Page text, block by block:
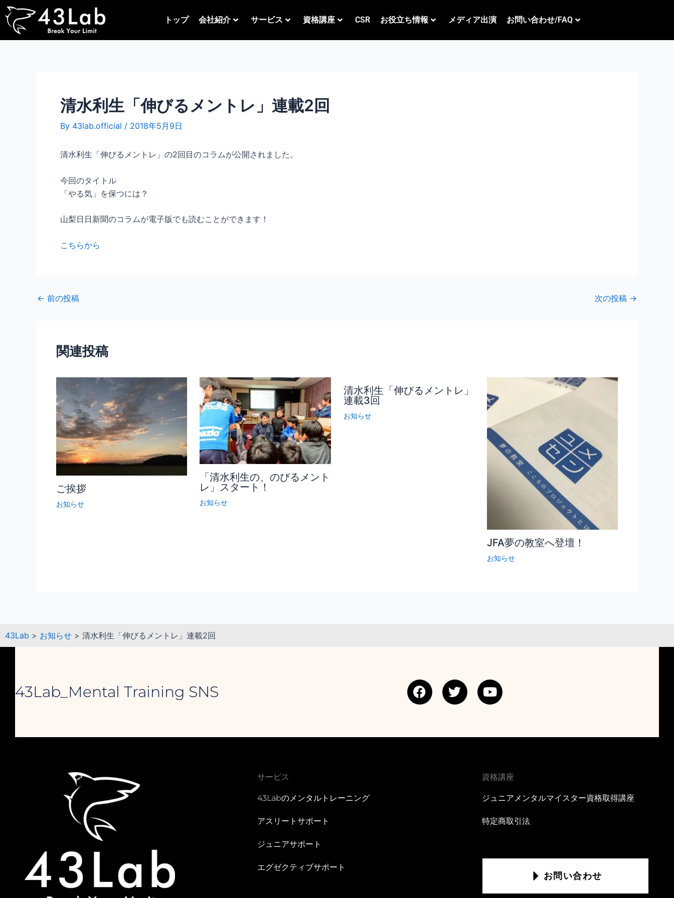
内
容
トップ 会社紹介 サービス 資格講座 CSR お役立ち情報 メディア出演 お問い合わせ/FAQ
清水利生「伸びるメントレ」連載2回
By 43lab.official / 2018年5月9日
清水利生「伸びるメントレ」の2回目のコラムが公開されました。
今回のタイトル
「やる気」を保つには？
山梨日日新聞のコラムが電子版でも読むことができます！
こちらから
Post
navigation
← 前の投稿 次の投稿 →
関連投稿
ご挨拶
お知らせ
「清水利生の、のびるメント
レ」スタート！
お知らせ
清水利生「伸びるメントレ」
連載3回
お知らせ
JFA夢の教室へ登壇！
お知らせ
43Lab > お知らせ > 清水利生「伸びるメントレ」連載2回
43Lab_Mental Training SNS
F
a
b
T
w
t
Y
o
u
サービス
43Labのメンタルトレーニング
アスリートサポート
ジュニアサポート
エグゼクティブサポート
資格講座
ジュニアメンタルマイスター資格取得講座
特定商取引法
お問い合わせ